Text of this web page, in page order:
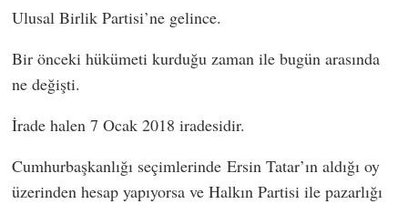
Ulusal Birlik Partisi’ne gelince.
Bir önceki hükümeti kurduğu zaman ile bugün arasında
ne değişti.
İrade halen 7 Ocak 2018 iradesidir.
Cumhurbaşkanlığı seçimlerinde Ersin Tatar’ın aldığı oy
üzerinden hesap yapıyorsa ve Halkın Partisi ile pazarlığı